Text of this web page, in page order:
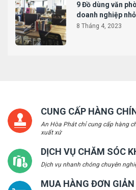
9 Đồ dùng văn
doanh nghiệp nhỏ
8 Tháng 4, 2023
CUNG CẤP HÀNG
An Hòa Phát chỉ cung cấp hàng
xuất xứ
DỊCH VỤ CHĂM SÓC
Dịch vụ nhanh chóng chuyên
MUA HÀNG ĐƠN